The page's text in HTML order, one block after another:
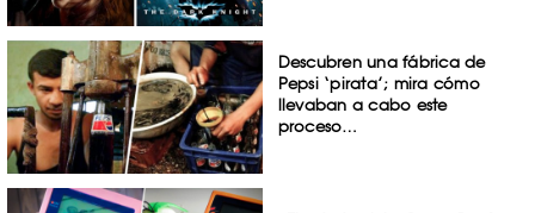
Descubren una fábrica de
Pepsi ‘pirata’; mira cómo
llevaban a cabo este
proceso…